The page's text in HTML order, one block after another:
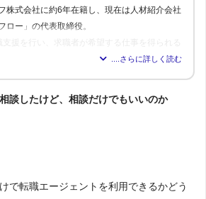
株式会社に約6年在籍し、現在は人材紹介会社
ロー」の代表取締役。
の経験から「転職はしっかりとした情報が得
談したけど、相談だけでもいいのか
で転職エージェントを利用できるかどう